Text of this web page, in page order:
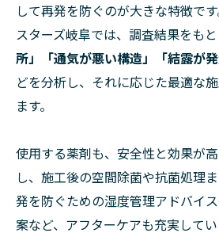
して再発を防ぐのが大きな特徴で
スターズ岐阜では、調査結果をも
所」「通気が悪い構造」「結露が発
どを分析し、それに応じた最適な
ます。
使用する薬剤も、安全性と効果が
し、施工後の空間除菌や抗菌処理
発を防ぐための湿度管理アドバイ
案など、アフターケアも充実してい